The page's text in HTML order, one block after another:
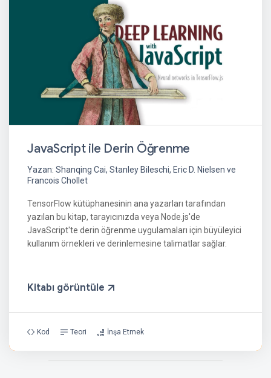
JavaScript ile Derin Öğrenme
Yazan: Shanqing Cai, Stanley Bileschi, Eric D. Nielsen ve
Francois Chollet
TensorFlow kütüphanesinin ana yazarları tarafından
yazılan bu kitap, tarayıcınızda veya Node.js'de
JavaScript'te derin öğrenme uygulamaları için büyüleyici
kullanım örnekleri ve derinlemesine talimatlar sağlar.
Kitabı görüntüle
Kod Teori İnşa Etmek